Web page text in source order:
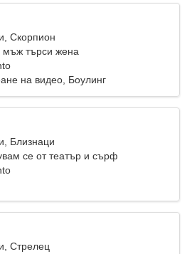
Скорпион
търси жена
на видео, Боулинг
Близнаци
се от театър и сърф
Стрелец